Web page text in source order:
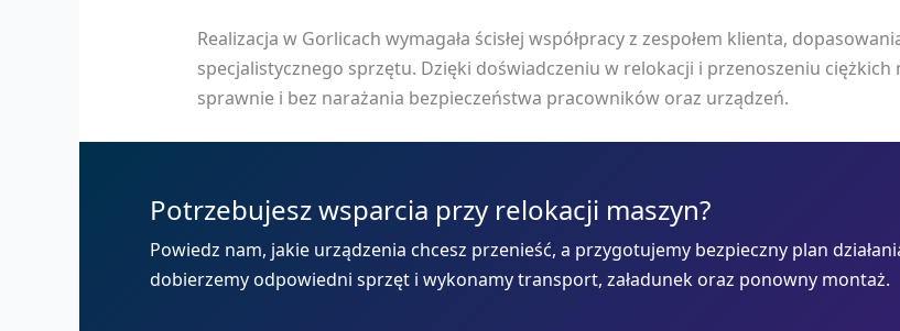
Realizacja w Gorlicach wymagała ścisłej współpracy z zespołem klienta,
specjalistycznego sprzętu. Dzięki doświadczeniu w relokacji i przenoszeniu
sprawnie i bez narażania bezpieczeństwa pracowników oraz urządzeń.
Potrzebujesz wsparcia przy relokacji maszyn?
Powiedz nam, jakie urządzenia chcesz przenieść, a przygotujemy bezpieczny plan
dobierzemy odpowiedni sprzęt i wykonamy transport, załadunek oraz ponowny montaż.